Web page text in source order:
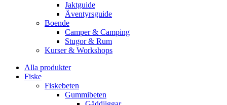
Jaktguide
Äventyrsguide
Boende
Camper & Camping
Stugor & Rum
Kurser & Workshops
Alla produkter
Fiske
Fiskebeten
Gummibeten